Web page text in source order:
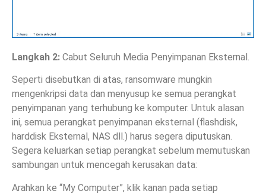
Langkah 2: Cabut Seluruh Media Penyimpanan Eksternal.
Seperti disebutkan di atas, ransomware mungkin
mengenkripsi data dan menyusup ke semua perangkat
penyimpanan yang terhubung ke komputer. Untuk alasan
ini, semua perangkat penyimpanan eksternal (flashdisk,
harddisk Eksternal, NAS dll.) harus segera diputuskan.
Segera keluarkan setiap perangkat sebelum memutuskan
sambungan untuk mencegah kerusakan data:
Arahkan ke “My Computer”, klik kanan pada setiap